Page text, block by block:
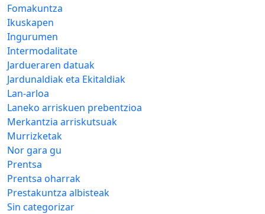
Fomakuntza
Ikuskapen
Ingurumen
Intermodalitate
Jardueraren datuak
Jardunaldiak eta Ekitaldiak
Lan-arloa
Laneko arriskuen prebentzioa
Merkantzia arriskutsuak
Murrizketak
Nor gara gu
Prentsa
Prentsa oharrak
Prestakuntza albisteak
Sin categorizar